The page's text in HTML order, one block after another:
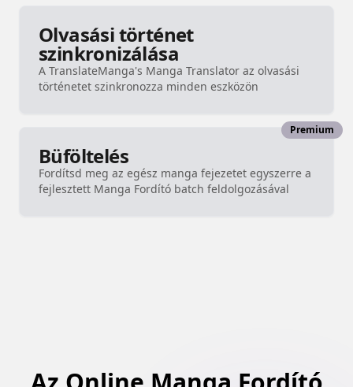
Olvasási történet
szinkronizálása
A TranslateManga's Manga Translator az olvasási
történetet szinkronozza minden eszközön
Büföltelés
Fordítsd meg az egész manga fejezetet egyszerre a
fejlesztett Manga Fordító batch feldolgozásával
Premium